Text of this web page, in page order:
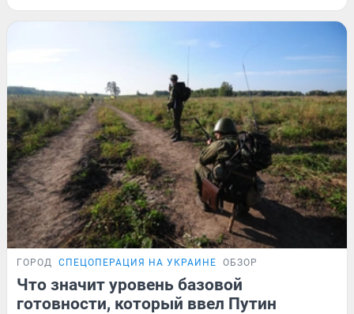
ГОРОД СПЕЦОПЕРАЦИЯ НА УКРАИНЕ ОБЗОР
Что значит уровень базовой
готовности, который ввел Путин